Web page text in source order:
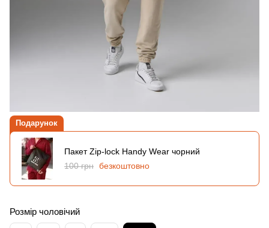
Подарунок
Пакет Zip-lock Handy Wear чорний
100 грн безкоштовно
Розмір чоловічий